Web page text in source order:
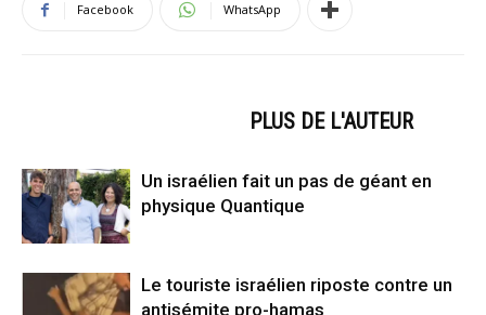
Facebook WhatsApp
PLUS DE L'AUTEUR
Un israélien fait un pas de géant en
physique Quantique
Le touriste israélien riposte contre un
antisémite pro-hamas